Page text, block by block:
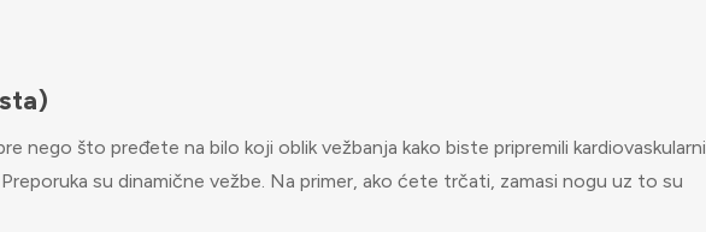
nego što pređete na bilo koji oblik vežbanja kako biste pripremili kardiovaskularni
su dinamične vežbe. Na primer, ako ćete trčati, zamasi nogu uz to su